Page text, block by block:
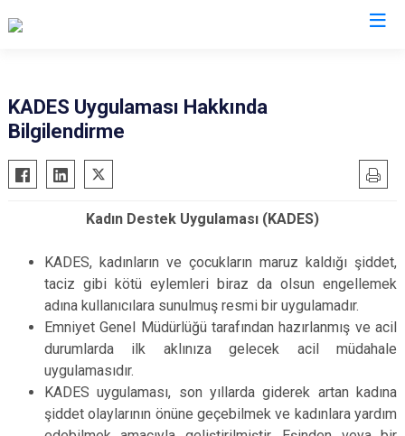
Akçadağ
Arapgir
Darende
Doğanşehir
Doğanyol
Pütürge
Yazıhan
Yeşilyurt
KADES Uygulaması Hakkında
Bilgilendirme
Kadın Destek Uygulaması (KADES)
KADES, kadınların ve çocukların maruz kaldığı şiddet,
taciz gibi kötü eylemleri biraz da olsun engellemek
adına kullanıcılara sunulmuş resmi bir uygulamadır.
Emniyet Genel Müdürlüğü tarafından hazırlanmış ve acil
durumlarda ilk aklınıza gelecek acil müdahale
uygulamasıdır.
KADES uygulaması, son yıllarda giderek artan kadına
şiddet olaylarının önüne geçebilmek ve kadınlara yardım